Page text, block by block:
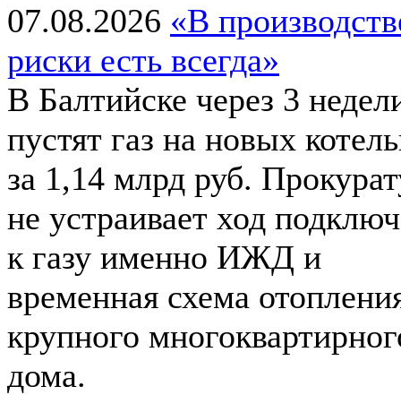
07.08.2026 «В
риски есть всегда»
В Балтийске через 3
пустят газ на новых
за 1,14 млрд руб.
не устраивает ход
к газу именно ИЖД и
временная схема
крупного
дома.